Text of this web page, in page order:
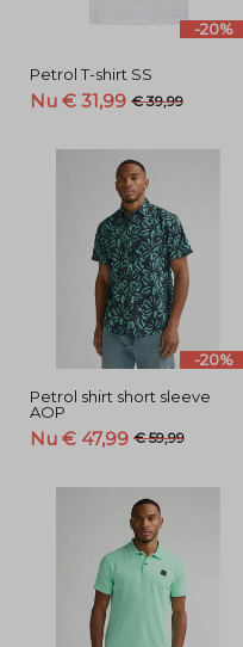
Menger
Mode
Menger
Mode
-20%
Petrol T-shirt SS
Nu € 31,99 € 39,99
-20%
Petrol shirt short sleeve
AOP
Nu € 47,99 € 59,99